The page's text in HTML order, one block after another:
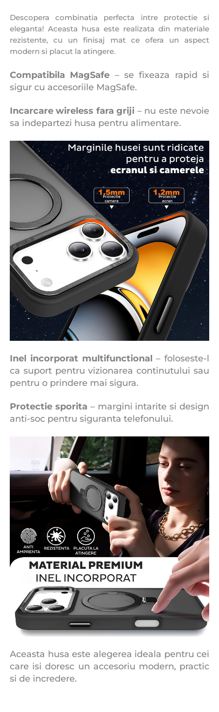
Descopera combinatia perfecta intre protectie si
eleganta! Aceasta husa este realizata din materiale
rezistente, cu un finisaj mat ce ofera un aspect
modern si placut la atingere.
Compatibila MagSafe – se fixeaza rapid si
sigur cu accesoriile MagSafe.
Incarcare wireless fara griji – nu este nevoie
sa indepartezi husa pentru alimentare.
Inel incorporat multifunctional – foloseste-l
ca suport pentru vizionarea continutului sau
pentru o prindere mai sigura.
Protectie sporita – margini intarite si design
anti-soc pentru siguranta telefonului.
Aceasta husa este alegerea ideala pentru cei
care isi doresc un accesoriu modern, practic
si de incredere.